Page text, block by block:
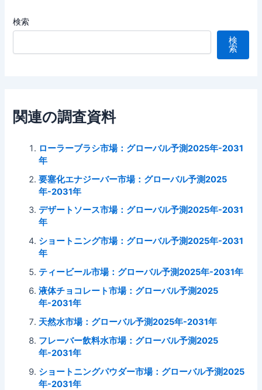
検索
検
索
関連の調査資料
ローラーブラシ市場：グローバル予測2025年-2031
年
要塞化エナジーバー市場：グローバル予測2025
年-2031年
デザートソース市場：グローバル予測2025年-2031
年
ショートニング市場：グローバル予測2025年-2031
年
ティービール市場：グローバル予測2025年-2031年
液体チョコレート市場：グローバル予測2025
年-2031年
天然水市場：グローバル予測2025年-2031年
フレーバー飲料水市場：グローバル予測2025
年-2031年
ショートニングパウダー市場：グローバル予測2025
年-2031年